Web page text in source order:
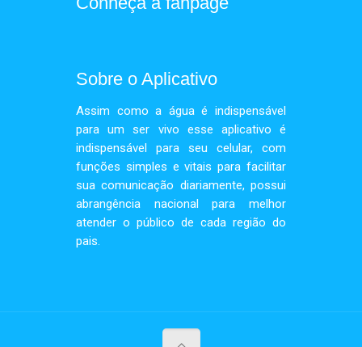
Sobre o Aplicativo
Assim como a água é indispensável
para um ser vivo esse aplicativo é
indispensável para seu celular, com
funções simples e vitais para facilitar
sua comunicação diariamente, possui
abrangência nacional para melhor
atender o público de cada região do
pais.